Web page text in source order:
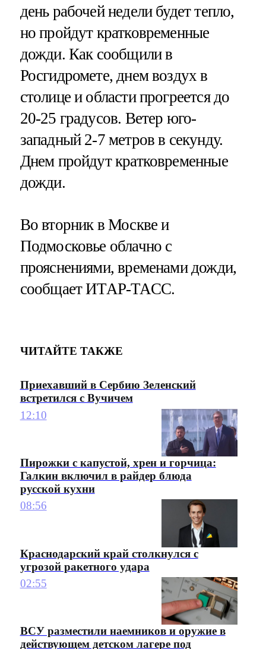
день рабочей недели будет тепло,
но пройдут кратковременные
дожди. Как сообщили в
Росгидромете, днем воздух в
столице и области прогреется до
20-25 градусов. Ветер юго-
западный 2-7 метров в секунду.
Днем пройдут кратковременные
дожди.
Во вторник в Москве и
Подмосковье облачно с
прояснениями, временами дожди,
сообщает ИТАР-ТАСС.
ЧИТАЙТЕ ТАКЖЕ
Приехавший в Сербию Зеленский
встретился с Вучичем
12:10
Пирожки с капустой, хрен и горчица:
Галкин включил в райдер блюда
русской кухни
08:56
Краснодарский край столкнулся с
угрозой ракетного удара
02:55
ВСУ разместили наемников и оружие в
действующем детском лагере под